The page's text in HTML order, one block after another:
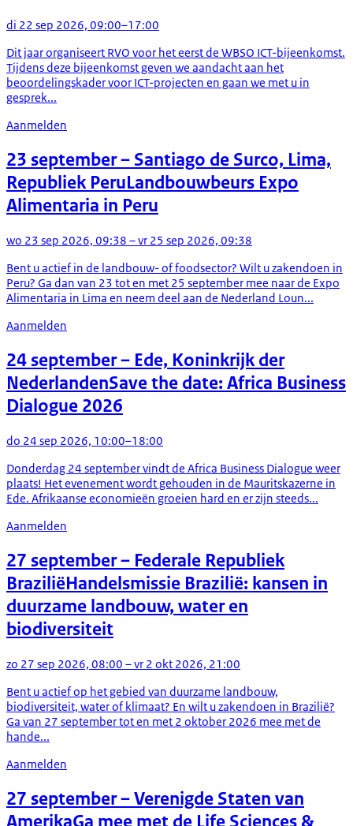
di 22 sep 2026, 09:00–17:00
Dit jaar organiseert RVO voor het eerst de WBSO ICT-bijeenkomst.
Tijdens deze bijeenkomst geven we aandacht aan het
beoordelingskader voor ICT-projecten en gaan we met u in
gesprek...
Aanmelden
23 september– Santiago de Surco, Lima,
Republiek PeruLandbouwbeurs Expo
Alimentaria in Peru
wo 23 sep 2026, 09:38 – vr 25 sep 2026, 09:38
Bent u actief in de landbouw- of foodsector? Wilt u zakendoen in
Peru? Ga dan van 23 tot en met 25 september mee naar de Expo
Alimentaria in Lima en neem deel aan de Nederland Loun...
Aanmelden
24 september– Ede, Koninkrijk der
NederlandenSave the date: Africa Business
Dialogue 2026
do 24 sep 2026, 10:00–18:00
Donderdag 24 september vindt de Africa Business Dialogue weer
plaats! Het evenement wordt gehouden in de Mauritskazerne in
Ede. Afrikaanse economieën groeien hard en er zijn steeds...
Aanmelden
27 september– Federale Republiek
BraziliëHandelsmissie Brazilië: kansen in
duurzame landbouw, water en
biodiversiteit
zo 27 sep 2026, 08:00 – vr 2 okt 2026, 21:00
Bent u actief op het gebied van duurzame landbouw,
biodiversiteit, water of klimaat? En wilt u zakendoen in Brazilië?
Ga van 27 september tot en met 2 oktober 2026 mee met de
hande...
Aanmelden
27 september– Verenigde Staten van